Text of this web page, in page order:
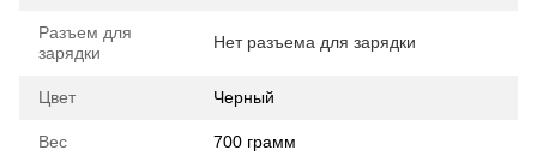
Разъем для
зарядки
Нет разъема для зарядки
Цвет Черный
Вес 700 грамм